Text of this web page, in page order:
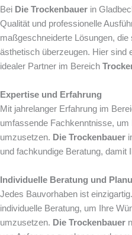
Bei Die Trockenbauer in
Qualität und professionelle
maßgeschneiderte Lösungen,
ästhetisch überzeugen. Hier sind
idealer Partner im Bereich
Expertise und Erfahrung
Mit jahrelanger Erfahrung im
umfassende Fachkenntnisse,
umzusetzen. Die Trockenbauer
und fachkundige Beratung, damit
Individuelle Beratung und
Jedes Bauvorhaben ist
individuelle Beratung, um Ihre
umzusetzen. Die Trockenbauer